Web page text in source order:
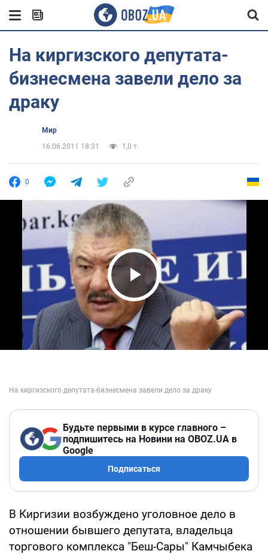
На киргизского депутата-
бизнесмена завели дело за
драку
Мир
16.06.2011 18:31
1,0 т.
0
Play Video
Будьте первыми в курсе главного –
подпишитесь на Новини на OBOZ.UA в
Google
Подписаться
В Киргизии возбуждено уголовное дело в
отношении бывшего депутата, владельца
торгового комплекса "Беш-Сары" Камчыбека